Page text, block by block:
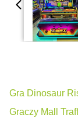
Gra Dinosaur
Graczy Mall